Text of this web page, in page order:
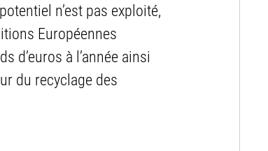
n’est pas exploité,
Européennes
d’euros à l’année ainsi
du recyclage des